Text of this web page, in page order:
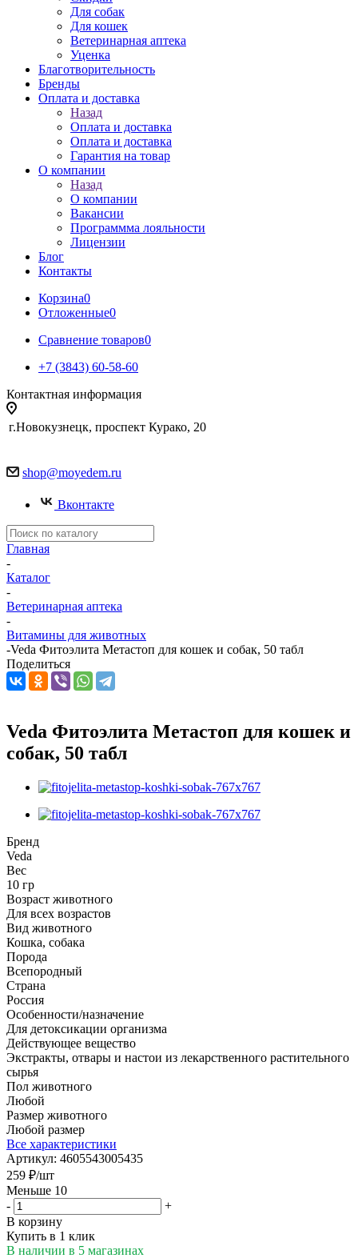
Для собак
Для кошек
Ветеринарная аптека
Уценка
Благотворительность
Бренды
Оплата и доставка
Назад
Оплата и доставка
Оплата и доставка
Гарантия на товар
О компании
Назад
О компании
Вакансии
Программма лояльности
Лицензии
Блог
Контакты
Корзина0
Отложенные0
Сравнение товаров0
+7 (3843) 60-58-60
Контактная информация
г.Новокузнецк, проспект Курако, 20
shop@moyedem.ru
Вконтакте
Главная
-
Каталог
-
Ветеринарная аптека
-
Витамины для животных
-Veda Фитоэлита Метастоп для кошек и собак, 50 табл
Поделиться
Veda Фитоэлита Метастоп для кошек и
собак, 50 табл
Бренд
Veda
Вес
10 гр
Возраст животного
Для всех возрастов
Вид животного
Кошка, собака
Порода
Всепородный
Страна
Россия
Особенности/назначение
Для детоксикации организма
Действующее вещество
Экстракты, отвары и настои из лекарственного растительного
сырья
Пол животного
Любой
Размер животного
Любой размер
Все характеристики
Артикул: 4605543005435
259 ₽/шт
Меньше 10
-
+
В корзину
Купить в 1 клик
В наличии в 5 магазинах